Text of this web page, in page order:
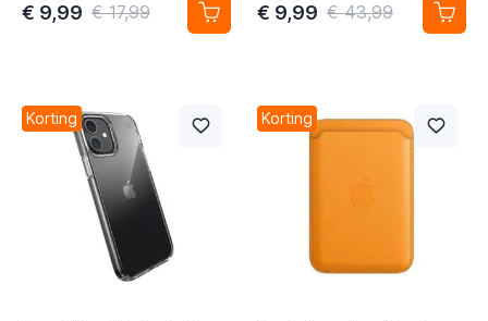
€ 9,99 € 17,99 € 9,99 € 43,99
Korting Korting